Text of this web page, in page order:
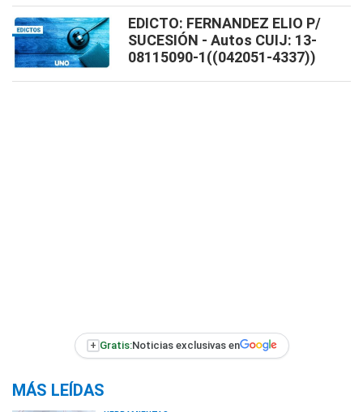
EDICTO: FERNANDEZ ELIO P/
SUCESIÓN - Autos CUIJ: 13-
08115090-1((042051-4337))
+ Gratis:Noticias exclusivas en
MÁS LEÍDAS